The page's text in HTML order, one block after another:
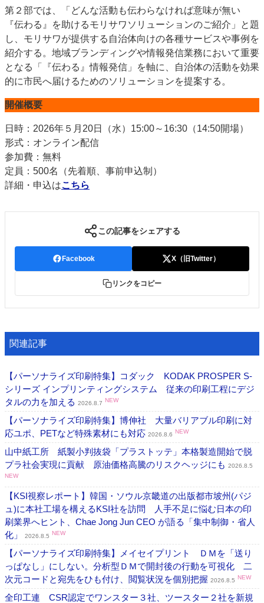
第２部では、「どんな活動も伝わらなければ意味が無い
『伝わる』を助けるモリサワソリューションのご紹介」と題
し、モリサワが提供する自治体向けの各種サービスや事例を
紹介する。地域ブランディングや情報発信業務において重要
となる「『伝わる』情報発信」を軸に、自治体の活動を効果
的に市民へ届けるためのソリューションを提案する。
開催概要
日時：2026年５月20日（水）15:00～16:30（14:50開場）
形式：オンライン配信
参加費：無料
定員：500名（先着順、事前申込制）
詳細・申込はこちら
この記事をシェアする
Facebook X（旧Twitter）
リンクをコピー
関連記事
【パーソナライズ印刷特集】コダック KODAK PROSPER S-
シリーズ インプリンティングシステム 従来の印刷工程にデジ
タルの力を加える 2026.8.7 NEW
【パーソナライズ印刷特集】博伸社 大量バリアブル印刷に対
応ユポ、PETなど特殊素材にも対応 2026.8.6 NEW
山中紙工所 紙製小判抜袋「プラストッテ」本格製造開始で脱
プラ社会実現に貢献 原油価格高騰のリスクヘッジにも 2026.8.5
NEW
【KSI視察レポート】韓国・ソウル京畿道の出版都市坡州(パジ
ュ)に本社工場を構えるKSI社を訪問 人手不足に悩む日本の印
刷業界へヒント、Chae Jong Jun CEO が語る「集中制御・省人
化」
2026.8.5 NEW
【パーソナライズ印刷特集】メイセイプリント ＤＭを「送り
っぱなし」にしない。分析型ＤＭで開封後の行動を可視化 二
次元コードと宛先をひも付け、閲覧状況を個別把握 2026.8.5 NEW
全印工連 CSR認定でワンスター３社、ツースター２社を新規